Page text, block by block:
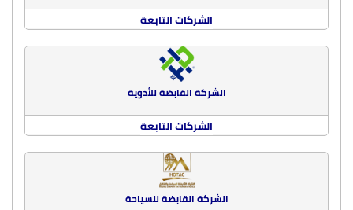
الشركات التابعة
الشركة القابضة للأدوية
الشركات التابعة
الشركة القابضة للسياحة